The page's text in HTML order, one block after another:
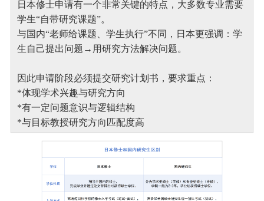
日本修士申请有一个非常关键的特点，大多数专业需要
学生“自带研究课题”。
与国内“老师给课题、学生执行”不同，日本更强调：学
生自己提出问题→用研究方法解决问题。
因此申请阶段必须提交研究计划书，要求重点：
*体现学术兴趣与研究方向
*有一定问题意识与逻辑结构
*与目标教授研究方向匹配度高